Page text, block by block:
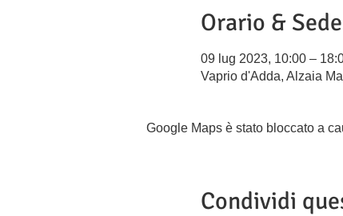
Orario & Sede
09 lug 2023, 10:00 –
Vaprio d'Adda, Alzaia
Google Maps è stato bloccato a
Condividi